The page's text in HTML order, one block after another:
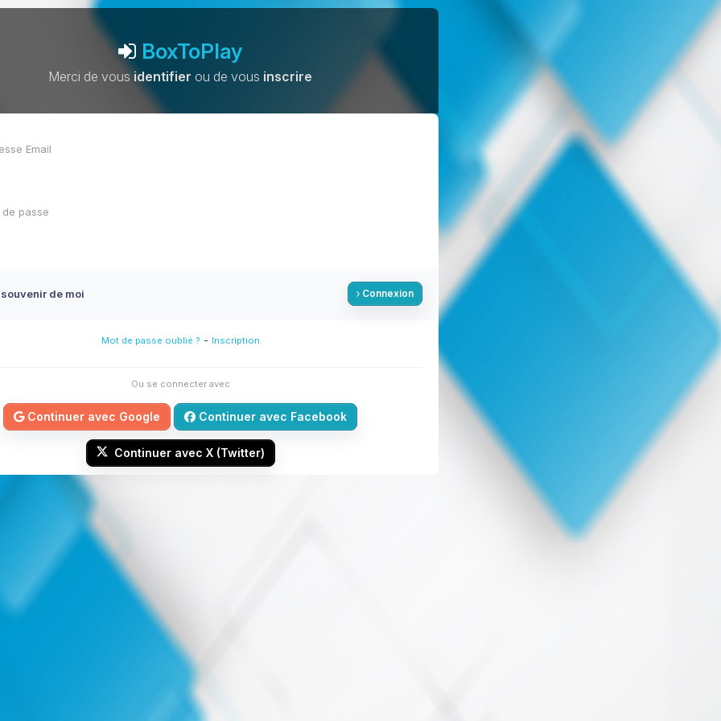
BoxToPlay
Merci de vousidentifier ou de vous inscrire
de moi Connexion
Mot de passe oublié ? - Inscription
Ou se connecter avec
Continuer avec Google Continuer avec Facebook
Continuer avec X (Twitter)